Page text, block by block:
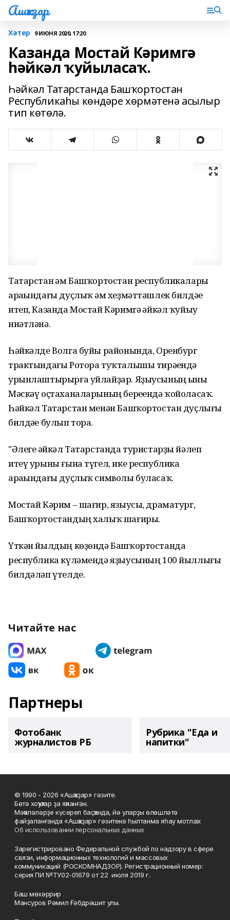
Ашҡаҙар
Хәтер 9 ИЮНЯ 2020, 17:20
Казанда Мостай Кәримгә
һәйкәл ҡуйыласаҡ.
Һәйкәл Татарстанда Башҡортостан
Республикаһы көндәре хөрмәтенә асылыр
тип көтөлә.
Татарстан һәм Башҡортостан республикалары
араһындағы дуҫлыҡ һәм хеҙмәттәшлек билдәһе
итеп, Казанда Мостай Кәримгә һәйкәл ҡуйыу
ниәтләнә.
Һәйкәлде Волга буйы районында, Оренбург
трактындағы Ротора туҡталышы тирәһендә
урынлаштырырға уйлайҙар. Яҙыусының һыны
Мәскәү оҫтаханаларының береһендә ҡойоласаҡ.
Һәйкәл Татарстан менән Башҡортостан дуҫлығы
билдәһе булып тора.
"Әлеге һәйкәл Татарстанда туристарҙы йәлеп
итеү урыны ғына түгел, ике республика
араһындағы дуҫлыҡ символы буласаҡ.
Мостай Кәрим – шағир, языусы, драматург,
Башҡортостандың халыҡ шағиры.
Үткән йылдың көҙөндә Башҡортостанда
республика күләмендә яҙыусының 100 йыллығы
билдәләп үтелде.
Читайте нас
Партнеры
Фотобанк
журналистов РБ
Рубрика "Еда и
напитки"
© 1990 - 2026 «Ашҡаҙар» гәзите.
Бөтә хоҡуҡтар ҙа яҡланған.
Мәҡәләләрҙе күсереп баҫҡанда, йә уларҙы өлөшләтә
файҙаланғанда «Ашҡаҙар» гәзитенә һылтанма яһау мотлаҡ.
Об использовании персональных данных
Зарегистрировано Федеральной службой по надзору в сфере
связи, информационных технологий и массовых
коммуникаций (РОСКОМНАДЗОР). Регистрационный номер:
серия ПИ №ТУ02-01679 от 22 июля 2019 г.
Баш мөхәррир
Мансуров Рәмил Ғәбдрәшит улы.